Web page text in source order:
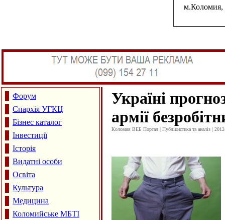
м.Коломия,
Форум
Єпархія УГКЦ
Бізнес каталог
Інвестиції
Історія
Видатні особи
Освіта
Культура
Медицина
Коломийське МБТІ
Україні
армії
Коломия ВЕБ Портал | Публіцистика та аналіз |